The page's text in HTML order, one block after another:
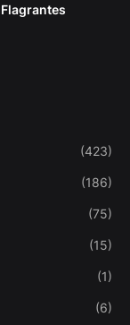
(423)
(186)
(75)
(15)
(1)
(6)